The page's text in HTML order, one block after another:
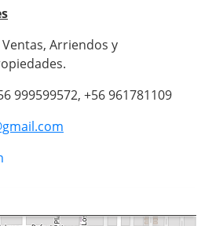
Arriendos y
999599572, +56 961781109